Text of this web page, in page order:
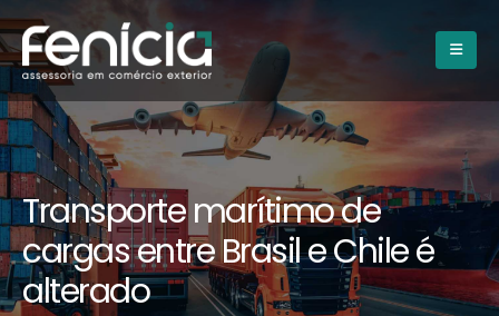
Transporte marítimo de
cargas entre Brasil e Chile é
alterado